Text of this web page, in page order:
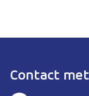
Contact